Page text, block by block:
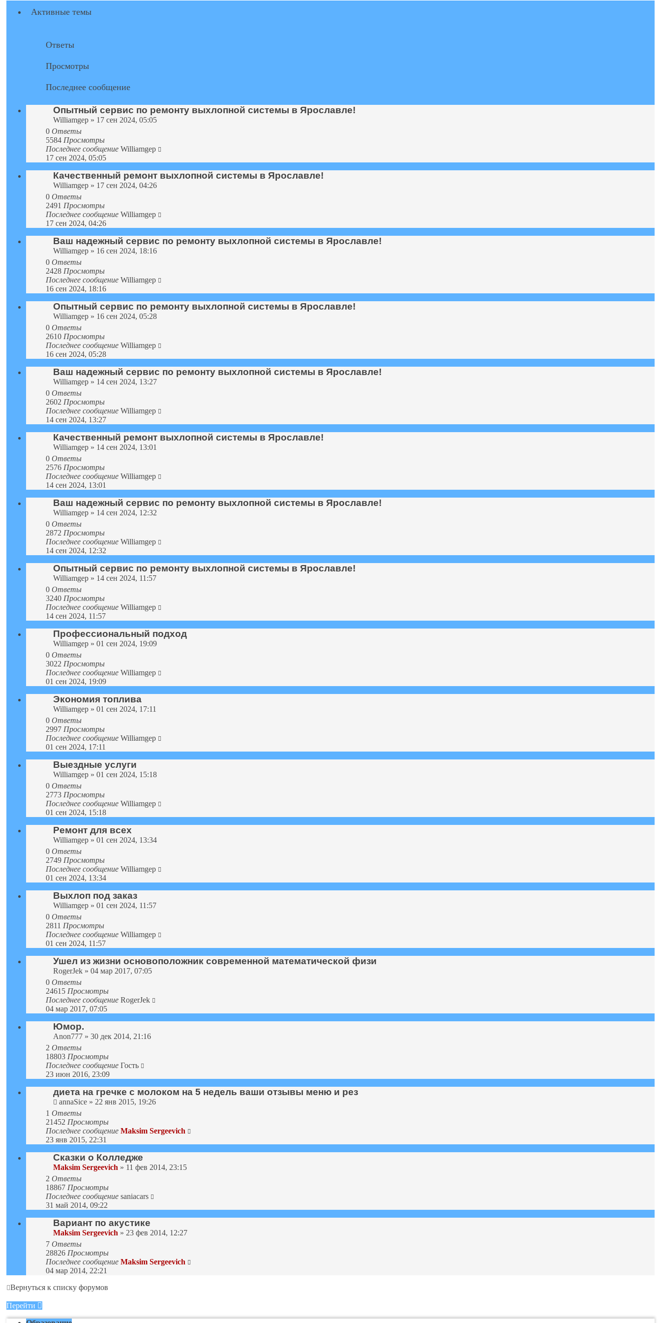
Активные темы
Ответы
Просмотры
Последнее сообщение
Опытный сервис по ремонту выхлопной системы в Ярославле!
Williamgep » 17 сен 2024, 05:05
0 Ответы
5584 Просмотры
Последнее сообщение Williamgep
17 сен 2024, 05:05
Качественный ремонт выхлопной системы в Ярославле!
Williamgep » 17 сен 2024, 04:26
0 Ответы
2491 Просмотры
Последнее сообщение Williamgep
17 сен 2024, 04:26
Ваш надежный сервис по ремонту выхлопной системы в Ярославле!
Williamgep » 16 сен 2024, 18:16
0 Ответы
2428 Просмотры
Последнее сообщение Williamgep
16 сен 2024, 18:16
Опытный сервис по ремонту выхлопной системы в Ярославле!
Williamgep » 16 сен 2024, 05:28
0 Ответы
2610 Просмотры
Последнее сообщение Williamgep
16 сен 2024, 05:28
Ваш надежный сервис по ремонту выхлопной системы в Ярославле!
Williamgep » 14 сен 2024, 13:27
0 Ответы
2602 Просмотры
Последнее сообщение Williamgep
14 сен 2024, 13:27
Качественный ремонт выхлопной системы в Ярославле!
Williamgep » 14 сен 2024, 13:01
0 Ответы
2576 Просмотры
Последнее сообщение Williamgep
14 сен 2024, 13:01
Ваш надежный сервис по ремонту выхлопной системы в Ярославле!
Williamgep » 14 сен 2024, 12:32
0 Ответы
2872 Просмотры
Последнее сообщение Williamgep
14 сен 2024, 12:32
Опытный сервис по ремонту выхлопной системы в Ярославле!
Williamgep » 14 сен 2024, 11:57
0 Ответы
3240 Просмотры
Последнее сообщение Williamgep
14 сен 2024, 11:57
Профессиональный подход
Williamgep » 01 сен 2024, 19:09
0 Ответы
3022 Просмотры
Последнее сообщение Williamgep
01 сен 2024, 19:09
Экономия топлива
Williamgep » 01 сен 2024, 17:11
0 Ответы
2997 Просмотры
Последнее сообщение Williamgep
01 сен 2024, 17:11
Выездные услуги
Williamgep » 01 сен 2024, 15:18
0 Ответы
2773 Просмотры
Последнее сообщение Williamgep
01 сен 2024, 15:18
Ремонт для всех
Williamgep » 01 сен 2024, 13:34
0 Ответы
2749 Просмотры
Последнее сообщение Williamgep
01 сен 2024, 13:34
Выхлоп под заказ
Williamgep » 01 сен 2024, 11:57
0 Ответы
2811 Просмотры
Последнее сообщение Williamgep
01 сен 2024, 11:57
Ушел из жизни основоположник современной математической физи
RogerJek » 04 мар 2017, 07:05
0 Ответы
24615 Просмотры
Последнее сообщение RogerJek
04 мар 2017, 07:05
Юмор.
Anon777 » 30 дек 2014, 21:16
2 Ответы
18803 Просмотры
Последнее сообщение Гость
23 июн 2016, 23:09
диета на гречке с молоком на 5 недель ваши отзывы меню и рез
annaSice » 22 янв 2015, 19:26
1 Ответы
21452 Просмотры
Последнее сообщение Maksim Sergeevich
23 янв 2015, 22:31
Сказки о Колледже
Maksim Sergeevich » 11 фев 2014, 23:15
2 Ответы
18867 Просмотры
Последнее сообщение saniacars
31 май 2014, 09:22
Вариант по акустике
Maksim Sergeevich » 23 фев 2014, 12:27
7 Ответы
28826 Просмотры
Последнее сообщение Maksim Sergeevich
04 мар 2014, 22:21
Вернуться к списку форумов
Перейти